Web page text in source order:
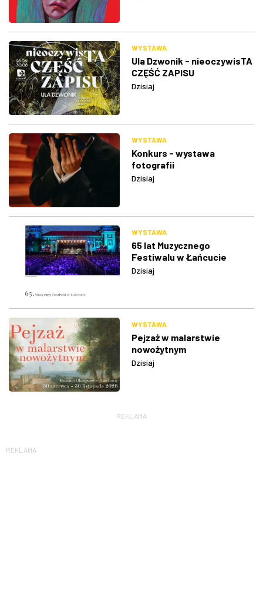
WYSTAWA
Ula Dzwonik - nieoczywisTA
CZĘŚĆ ZAPISU
Dzisiaj
WYSTAWA
Konkurs - wystawa
fotografii
Dzisiaj
WYSTAWA
65 lat Muzycznego
Festiwalu w Łańcucie
Dzisiaj
WYSTAWA
Pejzaż w malarstwie
nowożytnym
Dzisiaj
REKLAMA
REKLAMA